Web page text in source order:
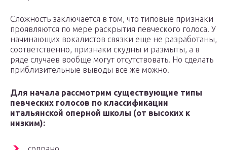
Сложность заключается в том, что типовые признаки
проявляются по мере раскрытия певческого голоса. У
начинающих вокалистов связки еще не разработаны,
соответственно, признаки скудны и размыты, а в
ряде случаев вообще могут отсутствовать. Но сделать
приблизительные выводы все же можно.
Для начала рассмотрим существующие типы
певческих голосов по классификации
итальянской оперной школы (от высоких к
низким):